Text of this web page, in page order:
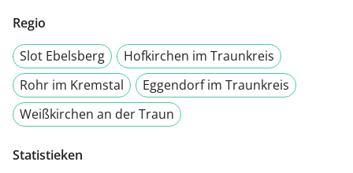
Regio
Slot Ebelsberg
Hofkirchen im Traunkreis
Rohr im Kremstal
Eggendorf im Traunkreis
Weißkirchen an der Traun
Statistieken